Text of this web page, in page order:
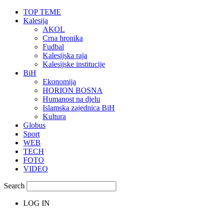
TOP TEME
Kalesija
AKOL
Crna hronika
Fudbal
Kalesijska raja
Kalesijske institucije
BiH
Ekonomija
HORION BOSNA
Humanost na djelu
Islamska zajednica BiH
Kultura
Globus
Sport
WEB
TECH
FOTO
VIDEO
Search
LOG IN